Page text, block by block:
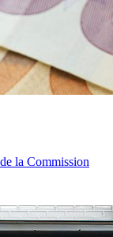
la Commission